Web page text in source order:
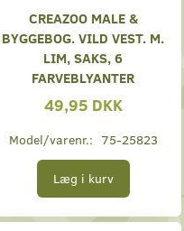
CREAZOO MALE &
BYGGEBOG. VILD VEST. M.
LIM, SAKS, 6
FARVEBLYANTER
49,95 DKK
Model/varenr.: 75-25823
Læg i kurv